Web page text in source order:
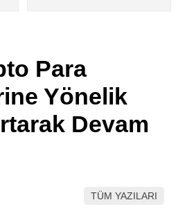
Youtube
TikTok
Para
Yönelik
Devam
TÜM YAZILARI